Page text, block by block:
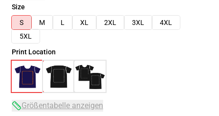
Size
S
M L XL 2XL 3XL
4XL
5XL
Print Location
Größentabelle anzeigen